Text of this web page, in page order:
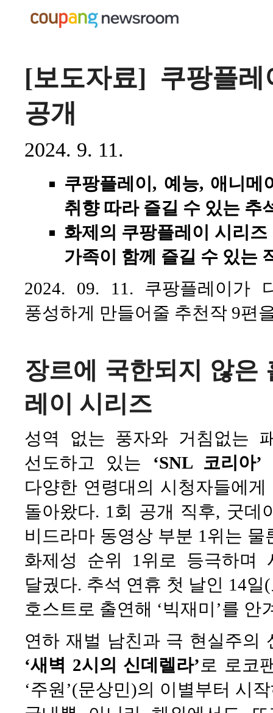
[보도자료] 쿠팡플
공개
2024. 9. 11.
쿠팡플레이, 예능, 애니
취향 따라 즐길 수 있는 추
화제의 쿠팡플레이 시리
가족이 함께 즐길 수 있는
2024. 09. 11. 쿠팡플레이가
풍성하게 만들어줄 추천작 9편
장르에 국한되지 않은
레이 시리즈
성역 없는 풍자와 거침없는
선도하고 있는 ‘SNL 코리아’
다양한 연령대의 시청자들에
돌아왔다. 1회 공개 직후, 굿데
비드라마 동영상 부분 1위는
화제성 순위 1위로 등극하며
달궜다. 추석 연휴 첫 날인 14일
호스트로 출연해 ‘빅재미’를 안
연하 재벌 남친과 극 현실주의
‘새벽 2시의 신데렐라’ 로 로코
‘주원’(문상민)의 이별부터 시